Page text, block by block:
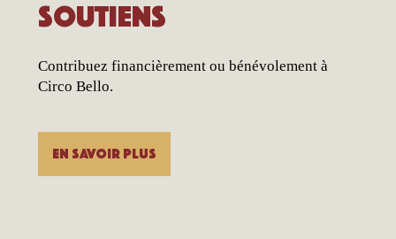
Soutiens
Contribuez financièrement ou bénévolement à
Circo Bello.
En savoir plus